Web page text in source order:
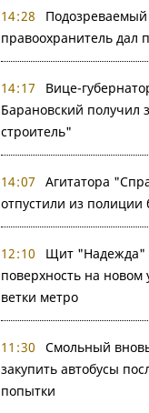
14:28
Подозреваемый
правоохранитель дал
14:17
Вице-
Барановский получил
строитель"
14:07
Агитатора
отпустили из полиции
12:10
Щит "Надежда"
поверхность на новом
ветки метро
11:30
Смольный
закупить автобусы
попытки